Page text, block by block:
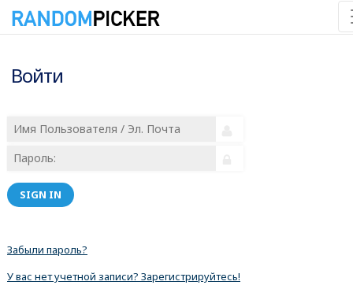
Войти
SIGN IN
Забыли пароль?
У вас нет учетной записи? Зарегистрируйтесь!